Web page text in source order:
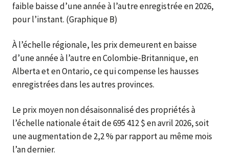
faible baisse d’une année à l’autre enregistrée en 2026,
pour l’instant. (Graphique B)
À l’échelle régionale, les prix demeurent en baisse
d’une année à l’autre en Colombie-Britannique, en
Alberta et en Ontario, ce qui compense les hausses
enregistrées dans les autres provinces.
Le prix moyen non désaisonnalisé des propriétés à
l’échelle nationale était de 695 412 $ en avril 2026, soit
une augmentation de 2,2 % par rapport au même mois
l’an dernier.